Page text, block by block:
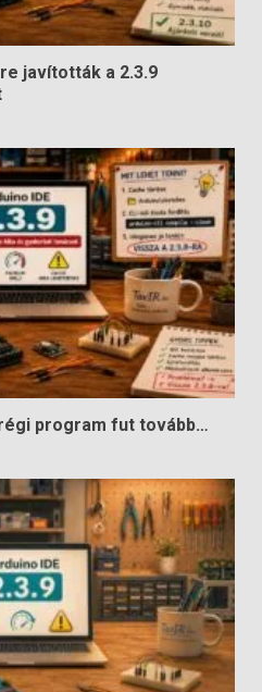
javították a 2.3.9
program fut tovább…